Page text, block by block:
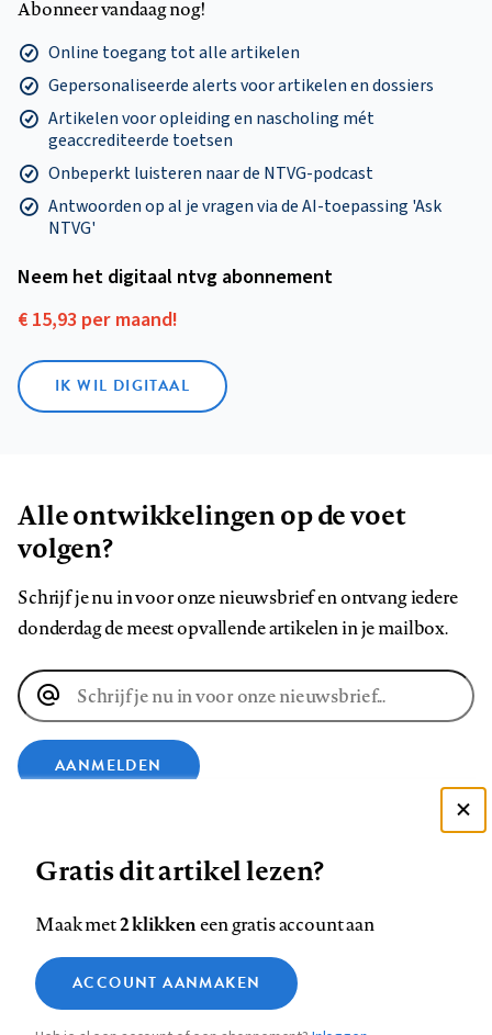
Abonneer vandaag nog!
Online toegang tot alle artikelen
Gepersonaliseerde alerts voor artikelen en dossiers
Artikelen voor opleiding en nascholing mét
geaccrediteerde toetsen
Onbeperkt luisteren naar de NTVG-podcast
Antwoorden op al je vragen via de AI-toepassing 'Ask
NTVG'
Neem het digitaal ntvg abonnement
€ 15,93 per maand!
IK WIL DIGITAAL
Alle ontwikkelingen op de voet
volgen?
Schrijf je nu in voor onze nieuwsbrief en ontvang iedere
donderdag de meest opvallende artikelen in je mailbox.
E-
mailadres
AANMELDEN
op
Facebook
op
LinkedIn
op
Bluesky
ons
op
InstagramYouTube
Footer
Contact Colofon Disclaimer Privacy
Medische vragen verdienen
betrouwbare antwoorden
Zie onze cookie policy
Analytische cookies
Gratis dit artikel lezen?
Maak met2 klikkeneen gratis account aan
ACCOUNT AANMAKEN